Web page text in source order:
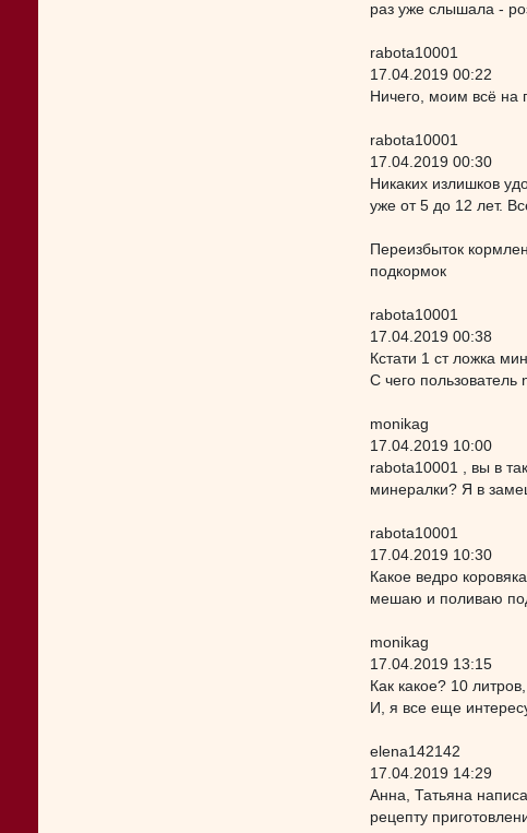
раз уже слышала -
rabota10001
17.04.2019 00:22
Ничего, моим всё на
rabota10001
17.04.2019 00:30
Никаких излишков
уже от 5 до 12 лет.
Переизбыток
подкормок
rabota10001
17.04.2019 00:38
Кстати 1 ст ложка
С чего
monikag
17.04.2019 10:00
rabota10001 , вы в
минералки? Я в
rabota10001
17.04.2019 10:30
Какое ведро
мешаю и поливаю
monikag
17.04.2019 13:15
Как какое? 10
И, я все еще
elena142142
17.04.2019 14:29
Анна, Татьяна
рецепту